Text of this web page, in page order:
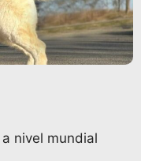
nivel mundial